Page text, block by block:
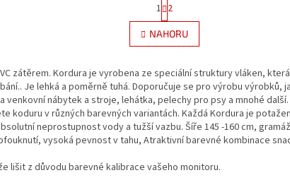
O
v
l
d
a
c
í
p
r
v
k
y
t
r
á
n
o
v
á
n
1 2
NAHORU
zátěrem. Kordura je vyrobena ze speciální struktury vláken,
Je lehká a poměrně tuhá. Doporučuje se pro výrobu výrobků,
venkovní nábytek a stroje, lehátka, pelechy pro psy a mnohé
koduru v různých barevných variantách. Každá Kordura je
neprostupnost vody a tužší vazbu. Šíře 145 -160 cm,
vysoká pevnost v tahu, Atraktivní barevné kombinace
lišit z důvodu barevné kalibrace vašeho monitoru.